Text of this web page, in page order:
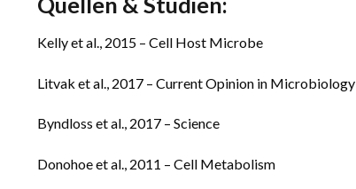
Kelly et al., 2015 – Cell Host Microbe
Litvak et al., 2017 – Current Opinion in Microbiology
Byndloss et al., 2017 – Science
Donohoe et al., 2011 – Cell Metabolism